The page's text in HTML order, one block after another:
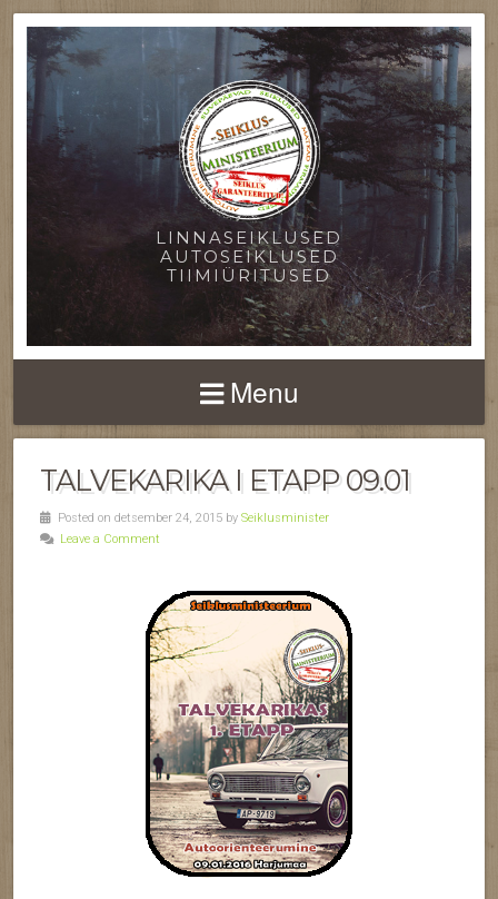
LINNASEIKLUSED
AUTOSEIKLUSED
TIIMIÜRITUSED
Menu
TALVEKARIKA I ETAPP 09.01
Posted on detsember 24, 2015 by Seiklusminister
Leave a Comment